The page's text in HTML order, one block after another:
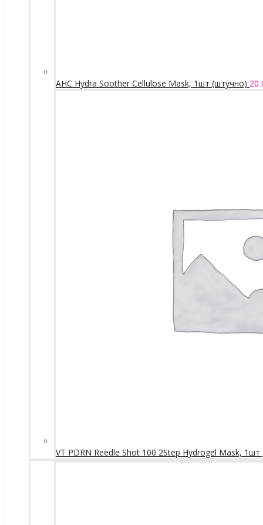
AHC Hydra Soother Cellulose Mask, 1шт (штучно) 20
VT PDRN Reedle Shot 100 2Step Hydrogel Mask,